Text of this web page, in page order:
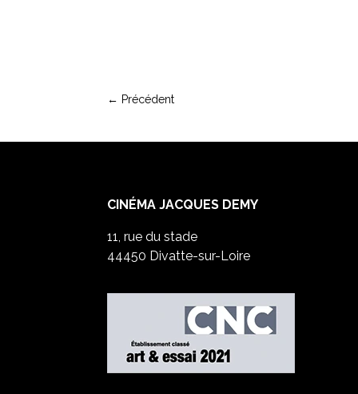
← Précédent
CINÉMA JACQUES DEMY
11, rue du stade
44450 Divatte-sur-Loire